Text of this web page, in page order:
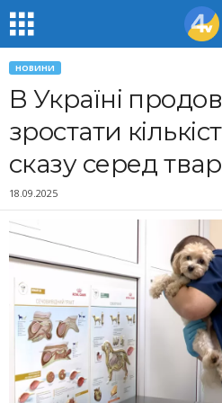
НОВИНИ
В Україні
зростати
сказу серед
18.09.2025